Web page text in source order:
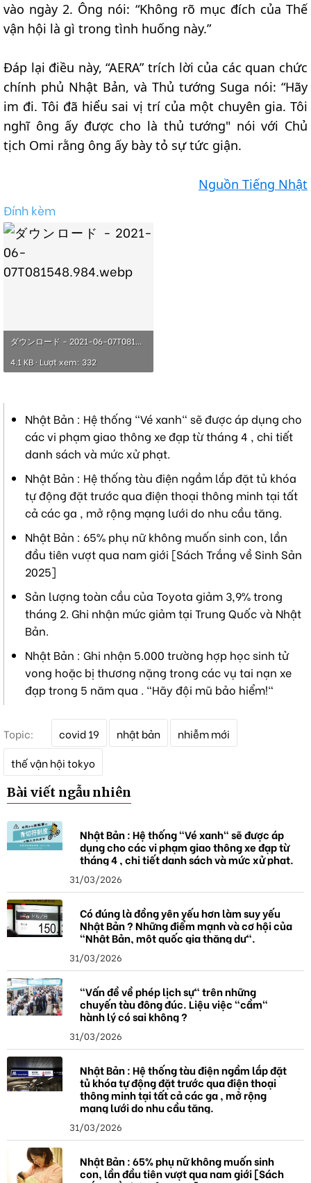
vào ngày 2. Ông nói: “Không rõ mục đích của Thế
vận hội là gì trong tình huống này.”
Đáp lại điều này, “AERA” trích lời của các quan chức
chính phủ Nhật Bản, và Thủ tướng Suga nói: “Hãy
im đi. Tôi đã hiểu sai vị trí của một chuyên gia. Tôi
nghĩ ông ấy được cho là thủ tướng" nói với Chủ
tịch Omi rằng ông ấy bày tỏ sự tức giận.
Nguồn Tiếng Nhật
Đính kèm
ダウンロード - 2021-06-07T081548.984.webp
4.1 KB · Lượt xem: 332
Nhật Bản : Hệ thống "Vé xanh" sẽ được áp dụng cho
các vi phạm giao thông xe đạp từ tháng 4 , chi tiết
danh sách và mức xử phạt.
Nhật Bản : Hệ thống tàu điện ngầm lắp đặt tủ khóa
tự động đặt trước qua điện thoại thông minh tại tất
cả các ga , mở rộng mạng lưới do nhu cầu tăng.
Nhật Bản : 65% phụ nữ không muốn sinh con, lần
đầu tiên vượt qua nam giới [Sách Trắng về Sinh Sản
2025]
Sản lượng toàn cầu của Toyota giảm 3,9% trong
tháng 2. Ghi nhận mức giảm tại Trung Quốc và Nhật
Bản.
Nhật Bản : Ghi nhận 5.000 trường hợp học sinh tử
vong hoặc bị thương nặng trong các vụ tai nạn xe
đạp trong 5 năm qua . "Hãy đội mũ bảo hiểm!"
Topic:
h
ó
a
covid 19 nhật bản
nhiễm mới
thế vận hội tokyo
Bài viết ngẫu nhiên
Nhật Bản : Hệ thống "Vé xanh" sẽ được áp
dụng cho các vi phạm giao thông xe đạp từ
tháng 4 , chi tiết danh sách và mức xử phạt.
31/03/2026
Có đúng là đồng yên yếu hơn làm suy yếu
Nhật Bản ? Những điểm mạnh và cơ hội của
"Nhật Bản, một quốc gia thặng dư".
31/03/2026
"Vấn đề về phép lịch sự" trên những
chuyến tàu đông đúc. Liệu việc "cầm"
hành lý có sai không ?
31/03/2026
Nhật Bản : Hệ thống tàu điện ngầm lắp đặt
tủ khóa tự động đặt trước qua điện thoại
thông minh tại tất cả các ga , mở rộng
mạng lưới do nhu cầu tăng.
31/03/2026
Nhật Bản : 65% phụ nữ không muốn sinh
con, lần đầu tiên vượt qua nam giới [Sách